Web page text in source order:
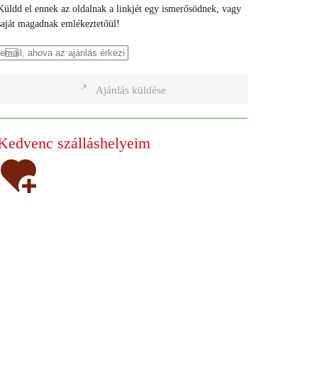
el ennek az oldalnak a linkjét egy ismerősödnek, vagy
magadnak emlékeztetőül!
Ajánlás küldése
szálláshelyeim